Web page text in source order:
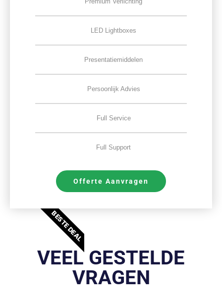
LED Lightboxes
Presentatiemiddelen
Persoonlijk Advies
Full Service
Full Support
Offerte Aanvragen
BESTE DEAL
VEEL GESTELDE
VRAGEN